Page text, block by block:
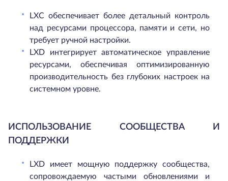
LXC обеспечивает более детальный контроль
над ресурсами процессора, памяти и сети, но
требует ручной настройки.
LXD интегрирует автоматическое управление
ресурсами, обеспечивая оптимизированную
производительность без глубоких настроек на
системном уровне.
ИСПОЛЬЗОВАНИЕ СООБЩЕСТВА И
ПОДДЕРЖКИ
LXD имеет мощную поддержку сообщества,
сопровождаемую частыми обновлениями и